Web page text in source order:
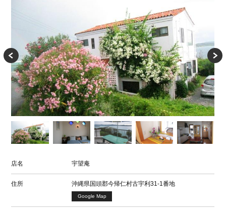
店名 宇望庵
住所 沖縄県国頭郡今帰仁村古宇利31-1番地
Google Map